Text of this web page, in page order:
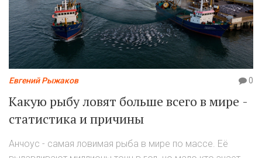
Евгений Рыжаков 0
Какую рыбу ловят больше всего в мире -
статистика и причины
Анчоус - самая ловимая рыба в мире по массе. Её